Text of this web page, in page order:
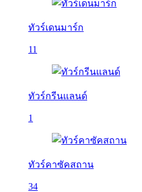
ทัวร์เดนมาร์ก
11
ทัวร์กรีนแลนด์
1
ทัวร์คาซัคสถาน
34